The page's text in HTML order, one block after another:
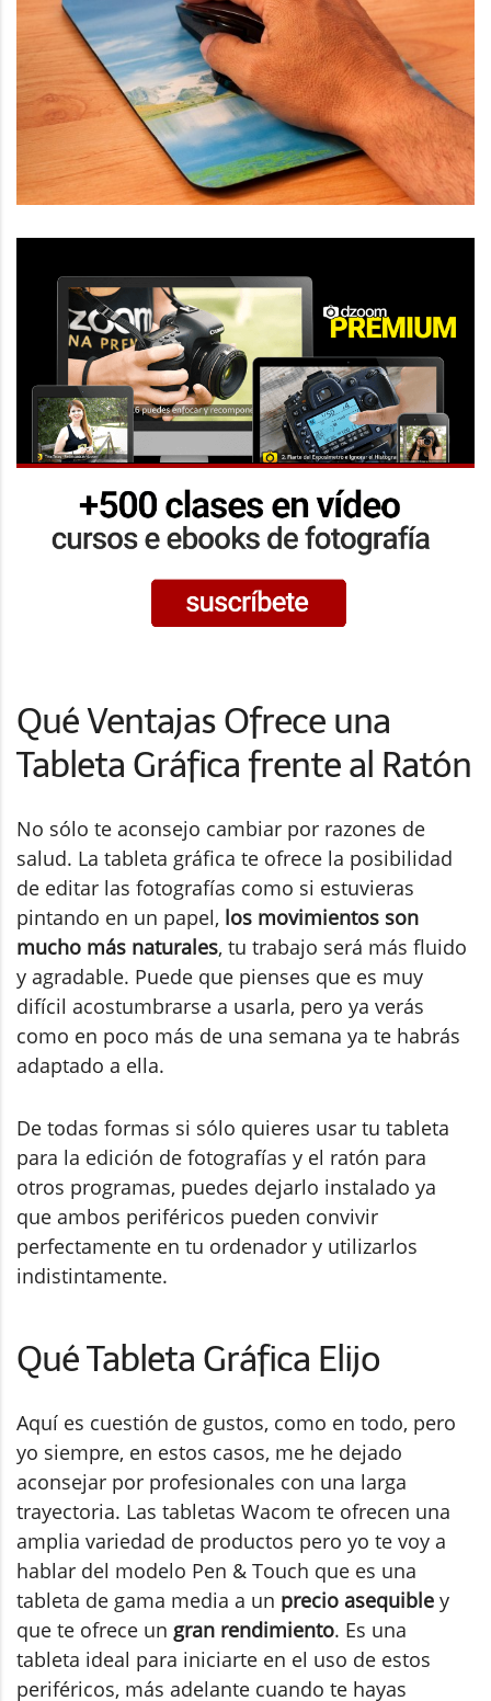
Qué Ventajas Ofrece una
Tableta Gráfica frente al Ratón
No sólo te aconsejo cambiar por razones de
salud. La tableta gráfica te ofrece la posibilidad
de editar las fotografías como si estuvieras
pintando en un papel, los movimientos son
mucho más naturales, tu trabajo será más fluido
y agradable. Puede que pienses que es muy
difícil acostumbrarse a usarla, pero ya verás
como en poco más de una semana ya te habrás
adaptado a ella.
De todas formas si sólo quieres usar tu tableta
para la edición de fotografías y el ratón para
otros programas, puedes dejarlo instalado ya
que ambos periféricos pueden convivir
perfectamente en tu ordenador y utilizarlos
indistintamente.
Qué Tableta Gráfica Elijo
Aquí es cuestión de gustos, como en todo, pero
yo siempre, en estos casos, me he dejado
aconsejar por profesionales con una larga
trayectoria. Las tabletas Wacom te ofrecen una
amplia variedad de productos pero yo te voy a
hablar del modelo Pen & Touch que es una
tableta de gama media a un precio asequible y
que te ofrece un gran rendimiento. Es una
tableta ideal para iniciarte en el uso de estos
periféricos, más adelante cuando te hayas